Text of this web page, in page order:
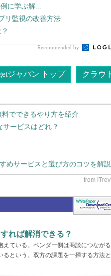
に学ぶ解...
リ監視の改善方法
Recommended by
ジャパン トップ クラウ
でできるやり方を紹介
サービスはどれ？
めサービスと選び方のコツを解説
れば解消できる？
ている。ベンダー側は商談につながる
という。双方の課題を一掃する方法と